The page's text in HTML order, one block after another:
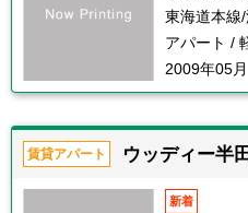
東海道本線
アパート /
2009年05月
賃貸アパート ウッディー半
新着